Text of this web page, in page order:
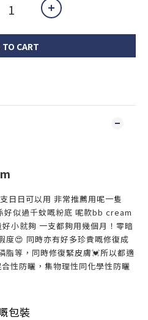
TO CART
日日可以用 非常推薦用呢一隻
好似過千蚊嘅粉底 呢款bb cream
小就夠 一支都夠用幾個月！零暗
度😍 同時亦有好多珍貴嘅修復成
脂等，同時修復緊皮膚💓所以都適
性防曬，集物理性同化學性防曬
包裝